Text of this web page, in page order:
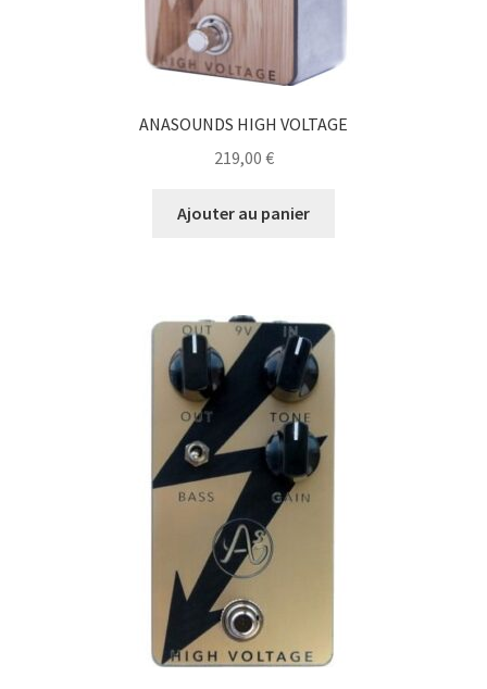
ANASOUNDS HIGH VOLTAGE
219,00 €
Ajouter au panier